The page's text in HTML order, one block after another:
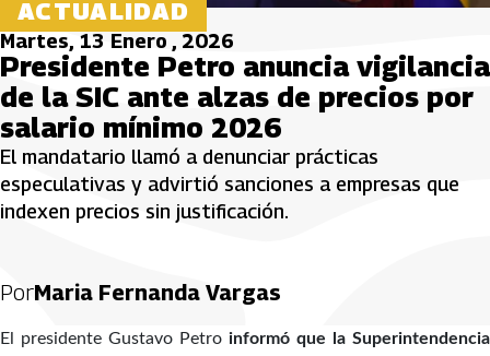
ACTUALIDAD
Martes, 13 Enero , 2026
Presidente Petro anuncia vigilancia
de la SIC ante alzas de precios por
salario mínimo 2026
El mandatario llamó a denunciar prácticas
especulativas y advirtió sanciones a empresas que
indexen precios sin justificación.
PorMaria Fernanda Vargas
El presidente Gustavo Petro informó que la Superintendencia